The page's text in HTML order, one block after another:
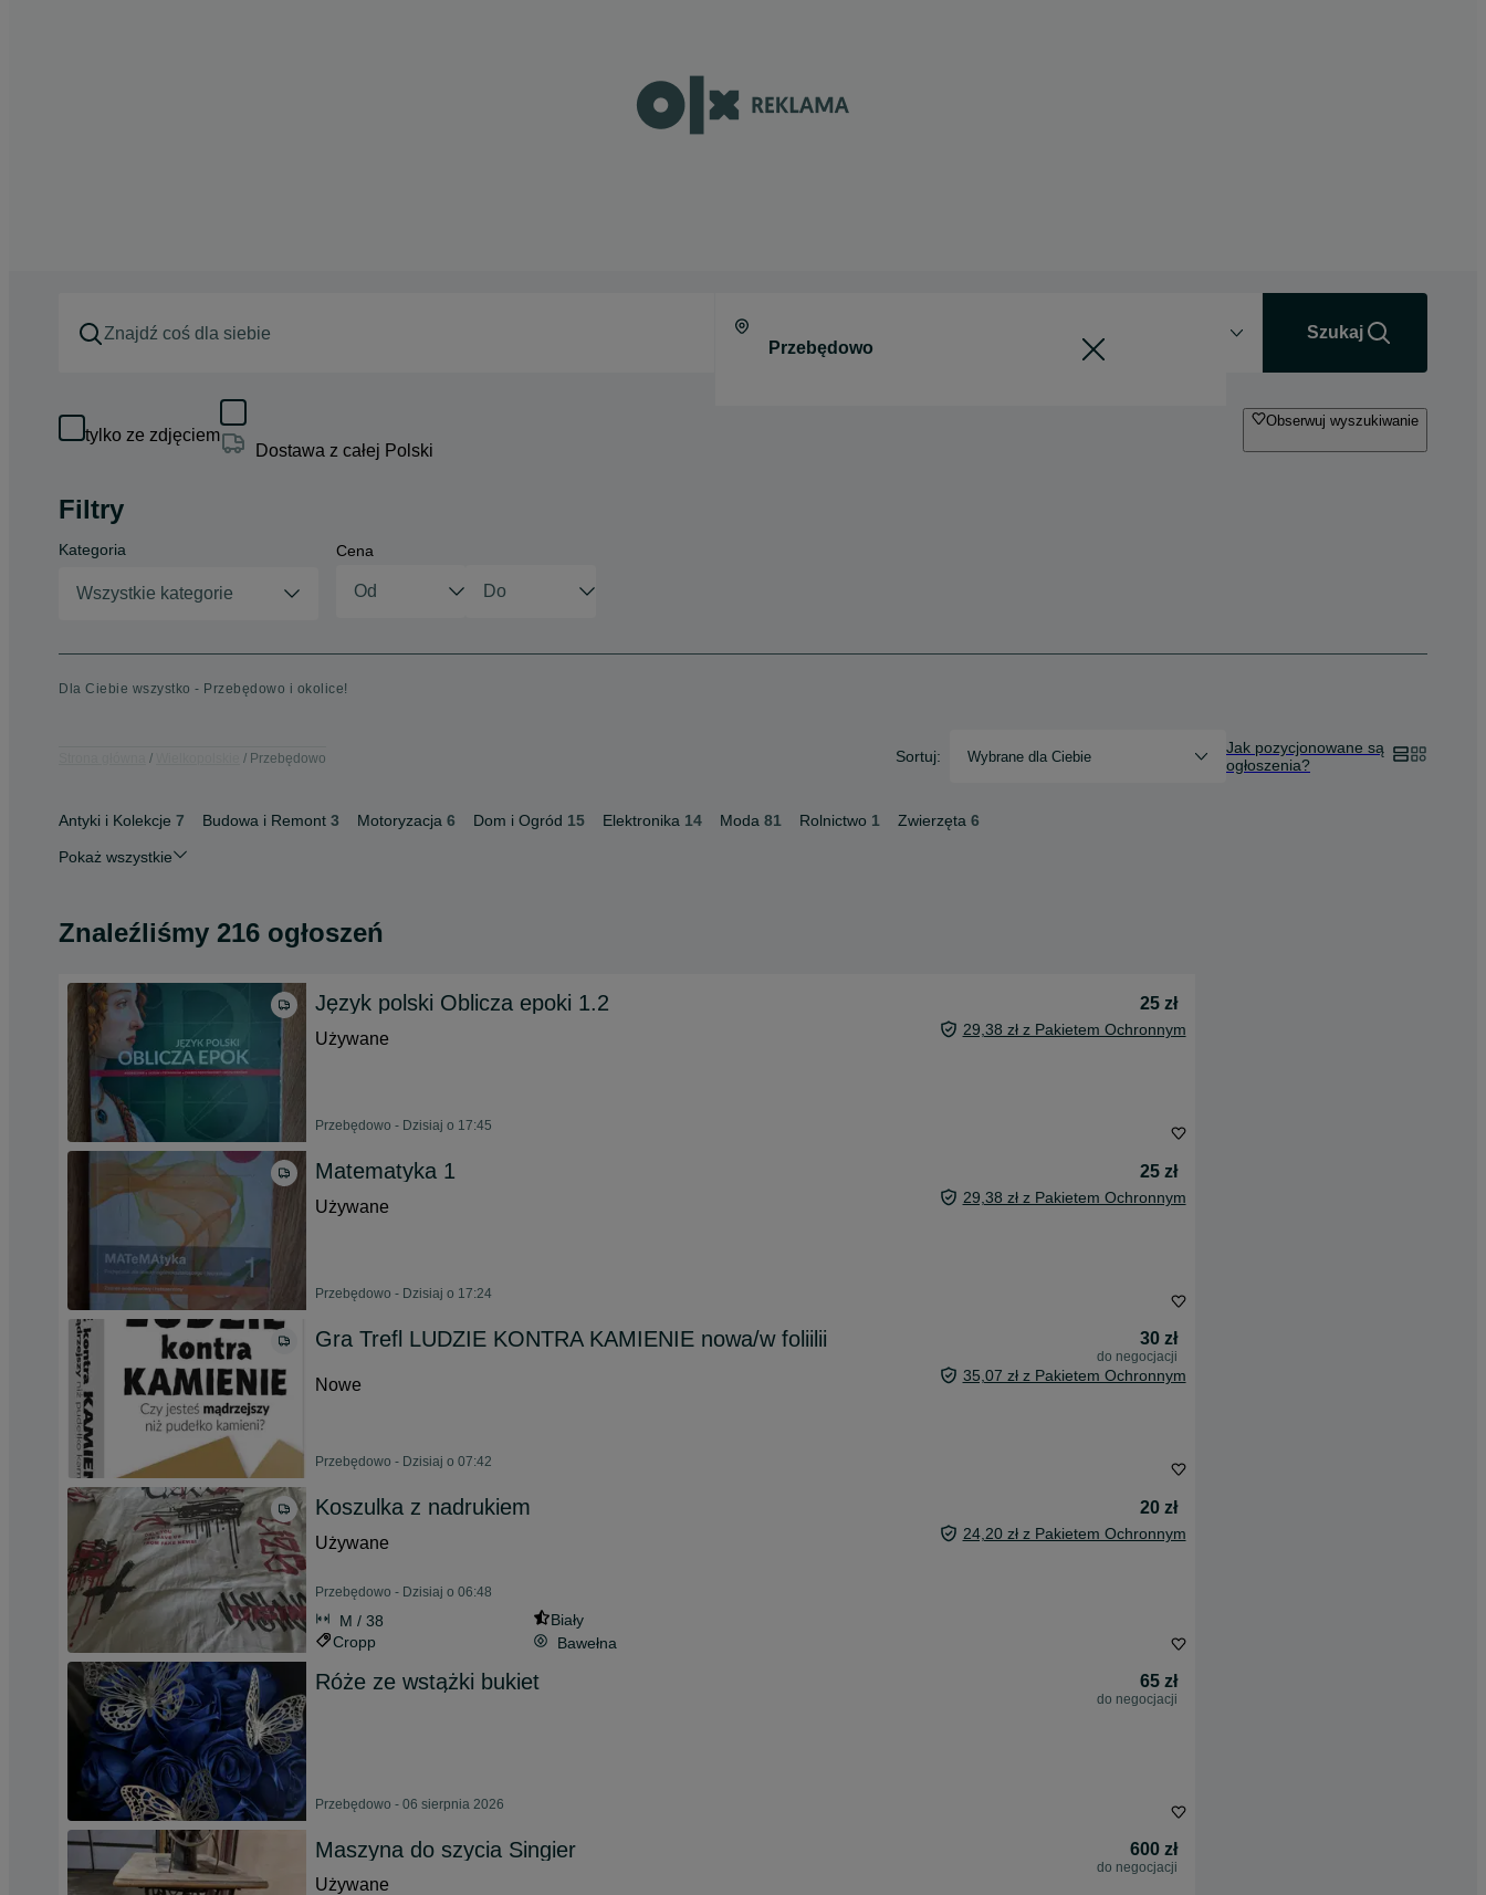
Szukaj
tylko ze zdjęciem
Dostawa z całej Polski
Obserwuj wyszukiwanie
Filtry
Kategoria
Wszystkie kategorie
Cena
Dla Ciebie wszystko - Przebędowo i okolice!
Przebędowo Sortuj: Wybrane dla Ciebie
Jak pozycjonowane są
ogłoszenia?
Antyki i Kolekcje 7 Budowa i Remont 3 Motoryzacja 6 Dom i Ogród 15 Elektronika 14 Moda 81 Rolnictwo 1 Zwierzęta 6
Pokaż wszystkie
Znaleźliśmy 216 ogłoszeń
Język polski Oblicza epoki 1.2
25 zł
Używane
29,38 zł z Pakietem Ochronnym
Przebędowo - Dzisiaj o 17:45
Matematyka 1
25 zł
Używane
29,38 zł z Pakietem Ochronnym
Przebędowo - Dzisiaj o 17:24
Gra Trefl LUDZIE KONTRA KAMIENIE nowa/w foliilii 30 zł
do negocjacji
Nowe 35,07 zł z Pakietem Ochronnym
Przebędowo - Dzisiaj o 07:42
Koszulka z nadrukiem
20 zł
Używane
24,20 zł z Pakietem Ochronnym
Przebędowo - Dzisiaj o 06:48
M / 38
Biały
Cropp
Bawełna
Róże ze wstążki bukiet 65 zł
do negocjacji
Przebędowo - 06 sierpnia 2026
Maszyna do szycia Singier 600 zł
do negocjacji
Używane